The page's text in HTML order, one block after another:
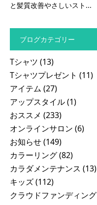
と髪質改善やさしいスト...
ブログカテゴリー
Tシャツ (13)
Tシャツプレゼント (11)
アイテム (27)
アップスタイル(1)
おススメ (233)
オンラインサロン (6)
お知らせ(149)
カラーリング(82)
カラダメンテナンス (13)
キッズ(112)
クラウドファンディング